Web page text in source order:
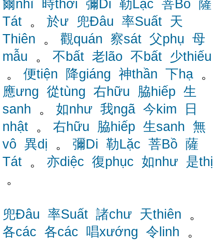
爾nhĩ 時thời 彌Di 勒Lặc 菩Bồ 薩
Tát 。 於ư 兜Đâu 率Suất 天
Thiên 。 觀quán 察sát 父phụ 母
mẫu 。 不bất 老lão 不bất 少thiếu
。 便tiện 降giáng 神thần 下hạ 。
應ưng 從tùng 右hữu 脇hiếp 生
sanh 。 如như 我ngã 今kim
日
nhật 。 右hữu 脇hiếp 生sanh 無
vô 異dị 。 彌Di 勒Lặc 菩Bồ 薩
Tát 。 亦diệc 復phục 如như 是thị
。
兜Đâu 率Suất 諸chư 天thiên 。
各các 各các 唱xướng 令linh 。